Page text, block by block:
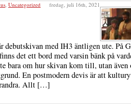
Uncategorized fredag, juli 16th, 2021
debutskivan med IH3 äntligen ute. På
det ett bord med varsin bänk på
bara om hur skivan kom till, utan även
En postmodern devis är att
Allt […]